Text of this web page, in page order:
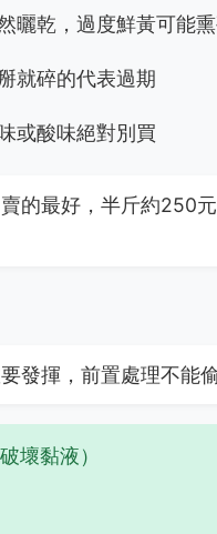
曬乾，過度鮮黃可能
就碎的代表過期
或酸味絕對別買
的最好，半斤約250
發揮，前置處理不能偷
壞黏液）